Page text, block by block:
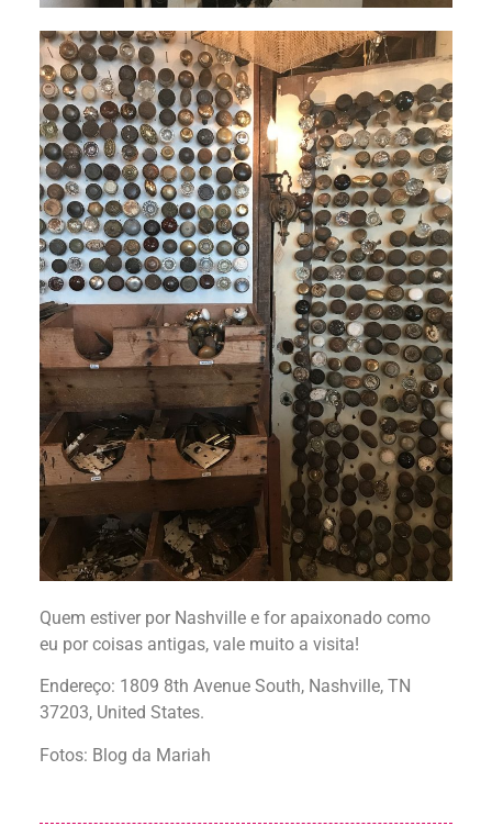
Quem estiver por Nashville e for apaixonado como
eu por coisas antigas, vale muito a visita!
Endereço: 1809 8th Avenue South, Nashville, TN
37203, United States.
Fotos: Blog da Mariah